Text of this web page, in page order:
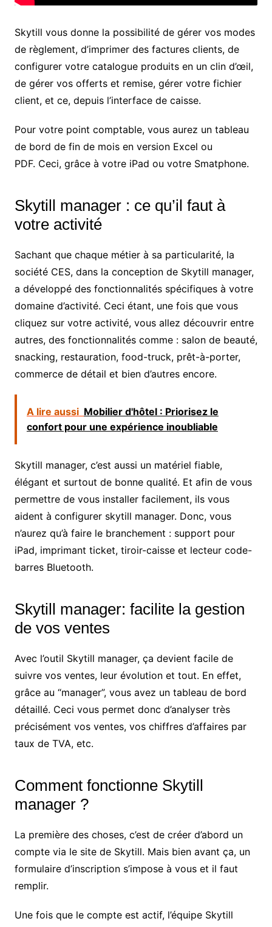
Skytill vous donne la possibilité de gérer vos modes
de règlement, d’imprimer des factures clients, de
configurer votre catalogue produits en un clin d’œil,
de gérer vos offerts et remise, gérer votre fichier
client, et ce, depuis l’interface de caisse.
Pour votre point comptable, vous aurez un tableau
de bord de fin de mois en version Excel ou
PDF. Ceci, grâce à votre iPad ou votre Smatphone.
Skytill manager : ce qu’il faut à
votre activité
Sachant que chaque métier à sa particularité, la
société CES, dans la conception de Skytill manager,
a développé des fonctionnalités spécifiques à votre
domaine d’activité. Ceci étant, une fois que vous
cliquez sur votre activité, vous allez découvrir entre
autres, des fonctionnalités comme : salon de beauté,
snacking, restauration, food-truck, prêt-à-porter,
commerce de détail et bien d’autres encore.
A lire aussi Mobilier d'hôtel : Priorisez le
confort pour une expérience inoubliable
Skytill manager, c’est aussi un matériel fiable,
élégant et surtout de bonne qualité. Et afin de vous
permettre de vous installer facilement, ils vous
aident à configurer skytill manager. Donc, vous
n’aurez qu’à faire le branchement : support pour
iPad, imprimant ticket, tiroir-caisse et lecteur code-
barres Bluetooth.
Skytill manager: facilite la gestion
de vos ventes
Avec l’outil Skytill manager, ça devient facile de
suivre vos ventes, leur évolution et tout. En effet,
grâce au “manager”, vous avez un tableau de bord
détaillé. Ceci vous permet donc d’analyser très
précisément vos ventes, vos chiffres d’affaires par
taux de TVA, etc.
Comment fonctionne Skytill
manager ?
La première des choses, c’est de créer d’abord un
compte via le site de Skytill. Mais bien avant ça, un
formulaire d’inscription s’impose à vous et il faut
remplir.
Une fois que le compte est actif, l’équipe Skytill